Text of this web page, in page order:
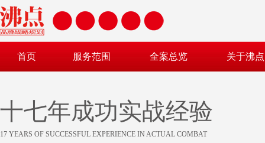
首页 服务范围 全案总览 关于沸点
十七年成功实战经验
17 YEARS OF SUCCESSFUL EXPERIENCE IN ACTUAL COMBAT